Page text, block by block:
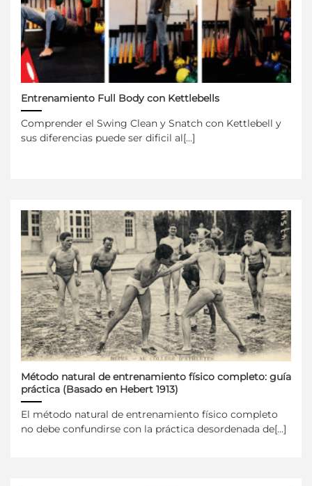
Entrenamiento Full Body con Kettlebells
Comprender el Swing Clean y Snatch con Kettlebell y
sus diferencias puede ser dificil al[...]
Método natural de entrenamiento físico completo: guía
práctica (Basado en Hebert 1913)
El método natural de entrenamiento físico completo
no debe confundirse con la práctica desordenada de[...]